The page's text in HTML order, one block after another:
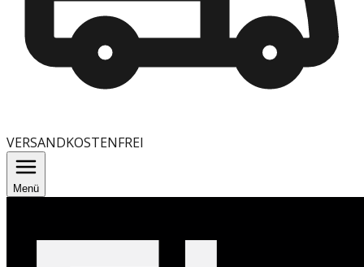
VERSANDKOSTENFREI
Menü